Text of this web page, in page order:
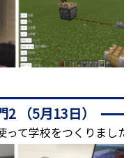
（5月13日）
て学校をつくりました